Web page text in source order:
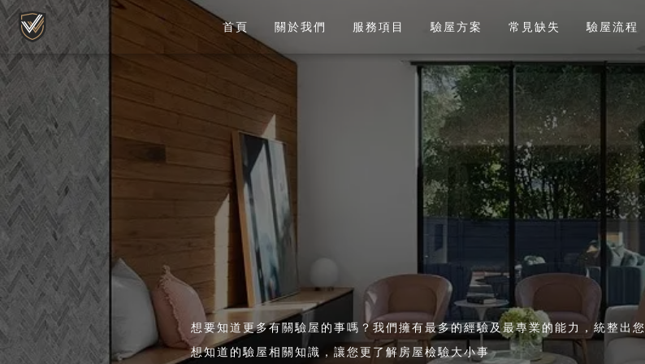
首頁 關於我們 服務項目 驗屋方案 常見缺失 驗屋流程
想要知道更多有關驗屋的事嗎？我們擁有最多的經驗及最專業的能力，統整出您
想知道的驗屋相關知識，讓您更了解房屋檢驗大小事